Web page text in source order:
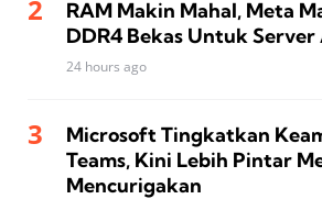
RAM Makin Mahal, Meta
DDR4 Bekas Untuk Server
24 hours ago
Microsoft Tingkatkan
Teams, Kini Lebih Pintar
Mencurigakan